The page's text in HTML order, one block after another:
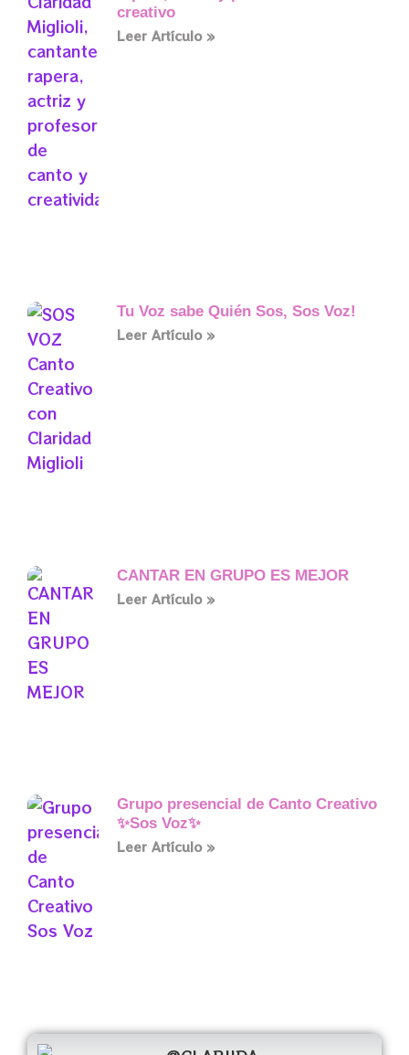
creativo
Leer Artículo »
Tu Voz sabe Quién Sos, Sos Voz!
Leer Artículo »
CANTAR EN GRUPO ES MEJOR
Leer Artículo »
Grupo presencial de Canto Creativo
✨Sos Voz✨
Leer Artículo »